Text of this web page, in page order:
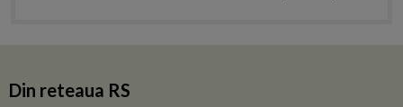
Din reteaua RS